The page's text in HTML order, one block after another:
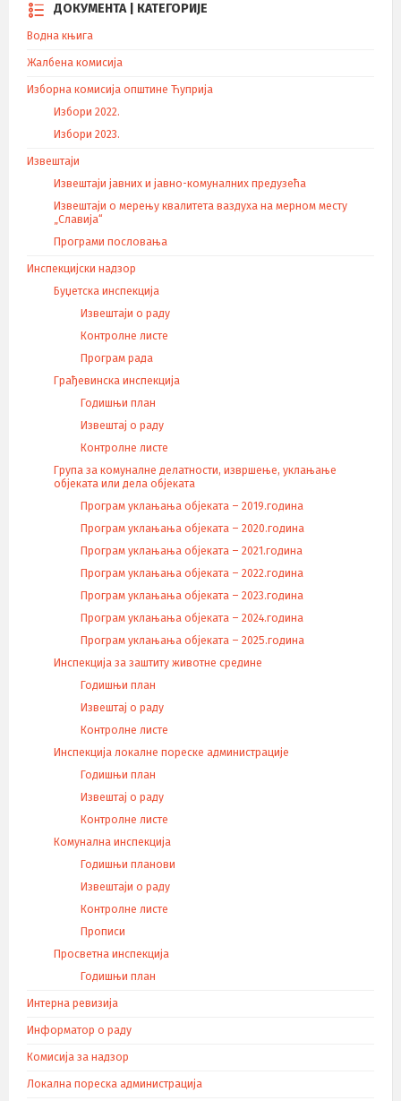
ДОКУМЕНТА | КАТЕГОРИЈЕ
Водна књига
Жалбена комисија
Изборна комисија општине Ћуприја
Избори 2022.
Избори 2023.
Извештаји
Извештаји јавних и јавно-комуналних предузећа
Извештаји о мерењу квалитета ваздуха на мерном месту
„Славија“
Програми пословања
Инспекцијски надзор
Буџетска инспекција
Извештаји о раду
Контролне листе
Програм рада
Грађевинска инспекција
Годишњи план
Извештај о раду
Контролне листе
Група за комуналне делатности, извршење, уклањање
објеката или дела објеката
Програм уклањања објеката – 2019.година
Програм уклањања објеката – 2020.година
Програм уклањања објеката – 2021.година
Програм уклањања објеката – 2022.година
Програм уклањања објеката – 2023.година
Програм уклањања објеката – 2024.година
Програм уклањања објеката – 2025.година
Инспекција за заштиту животне средине
Годишњи план
Извештај о раду
Контролне листе
Инспекција локалне пореске администрације
Годишњи план
Извештај о раду
Контролне листе
Комунална инспекција
Годишњи планови
Извештаји о раду
Контролне листе
Прописи
Просветна инспекција
Годишњи план
Интерна ревизија
Информатор о раду
Комисија за надзор
Локална пореска администрација